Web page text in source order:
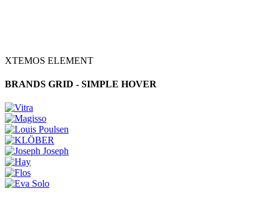
XTEMOS ELEMENT
BRANDS GRID - SIMPLE HOVER